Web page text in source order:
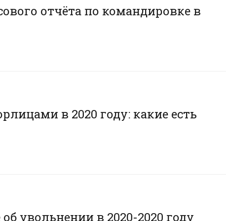
отчёта по командировке в
в 2020 году: какие есть
увольнении в 2020-2020 году